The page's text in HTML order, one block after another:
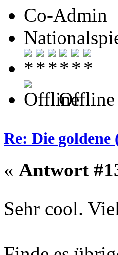
Co-Admin
Offline
Re: Die
« Antwort
Sehr cool.